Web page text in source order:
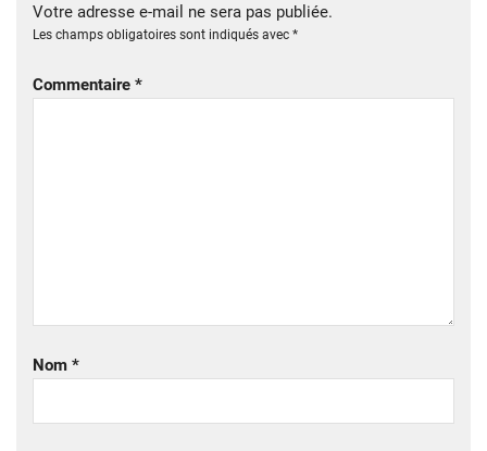
Votre adresse e-mail ne sera pas publiée.
Les champs obligatoires sont indiqués avec *
Commentaire *
Nom *